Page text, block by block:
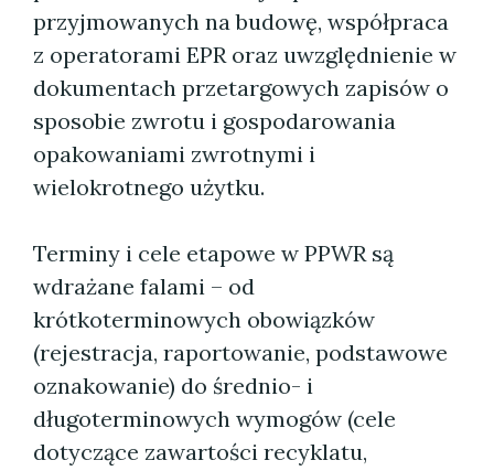
przyjmowanych na budowę, współpraca
z operatorami EPR oraz uwzględnienie w
dokumentach przetargowych zapisów o
sposobie zwrotu i gospodarowania
opakowaniami zwrotnymi i
wielokrotnego użytku.
Terminy i cele etapowe w PPWR są
wdrażane falami – od
krótkoterminowych obowiązków
(rejestracja, raportowanie, podstawowe
oznakowanie) do średnio- i
długoterminowych wymogów (cele
dotyczące zawartości recyklatu,